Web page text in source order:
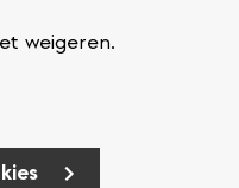
weigeren.